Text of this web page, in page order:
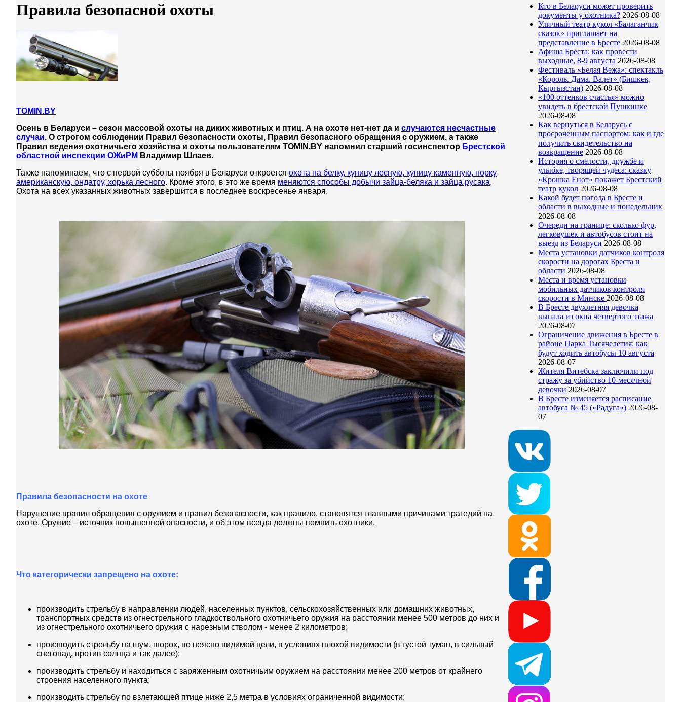
Правила безопасной охоты
TOMIN.BY
Осень в Беларуси – сезон массовой охоты на диких животных и птиц. А на охоте нет-нет да и случаются несчастные
случаи. О строгом соблюдении Правил безопасности охоты, Правил безопасного обращения с оружием, а также
Правил ведения охотничьего хозяйства и охоты пользователям TOMIN.BY напомнил старший госинспектор Брестской
областной инспекции ОЖиРМ Владимир Шлаев.
Также напоминаем, что с первой субботы ноября в Беларуси откроется охота на белку, куницу лесную, куницу каменную, норку
американскую, ондатру, хорька лесного. Кроме этого, в это же время меняются способы добычи зайца-беляка и зайца русака.
Охота на всех указанных животных завершится в последнее воскресенье января.
Правила безопасности на охоте
Нарушение правил обращения с оружием и правил безопасности, как правило, становятся главными причинами трагедий на
охоте. Оружие – источник повышенной опасности, и об этом всегда должны помнить охотники.
Что категорически запрещено на охоте:
производить стрельбу в направлении людей, населенных пунктов, сельскохозяйственных или домашних животных,
транспортных средств из огнестрельного гладкоствольного охотничьего оружия на расстоянии менее 500 метров до них и
из огнестрельного охотничьего оружия с нарезным стволом - менее 2 километров;
производить стрельбу на шум, шорох, по неясно видимой цели, в условиях плохой видимости (в густой туман, в сильный
снегопад, против солнца и так далее);
производить стрельбу и находиться с заряженным охотничьим оружием на расстоянии менее 200 метров от крайнего
строения населенного пункта;
производить стрельбу по взлетающей птице ниже 2,5 метра в условиях ограниченной видимости;
Кто в Беларуси может проверить
документы у охотника? 2026-08-08
Уличный театр кукол «Балаганчик
сказок» приглашает на
представление в Бресте 2026-08-08
Афиша Бреста: как провести
выходные, 8-9 августа 2026-08-08
Фестиваль «Белая Вежа»: спектакль
«Король. Дама. Валет» (Бишкек,
Кыргызстан) 2026-08-08
«100 оттенков счастья» можно
увидеть в брестской Пушкинке
2026-08-08
Как вернуться в Беларусь с
просроченным паспортом: как и где
получить свидетельство на
возвращение 2026-08-08
История о смелости, дружбе и
улыбке, творящей чудеса: сказку
«Крошка Енот» покажет Брестский
театр кукол 2026-08-08
Какой будет погода в Бресте и
области в выходные и понедельник
2026-08-08
Очереди на границе: сколько фур,
легковушек и автобусов стоит на
выезд из Беларуси 2026-08-08
Места установки датчиков контроля
скорости на дорогах Бреста и
области 2026-08-08
Места и время установки
мобильных датчиков контроля
скорости в Минске 2026-08-08
В Бресте двухлетняя девочка
выпала из окна четвертого этажа
2026-08-07
Ограничение движения в Бресте в
районе Парка Тысячелетия: как
будут ходить автобусы 10 августа
2026-08-07
Жителя Витебска заключили под
стражу за убийство 10-месячной
девочки 2026-08-07
В Бресте изменяется расписание
автобуса № 45 («Радуга») 2026-08-
07